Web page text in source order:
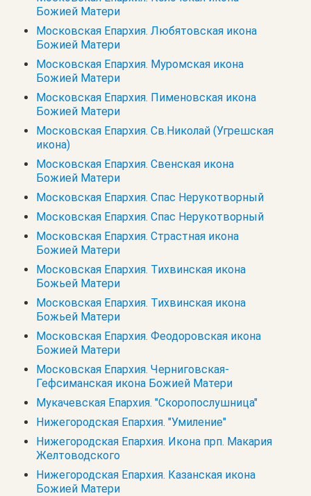
Божией Матери
Московская Епархия. Любятовская икона
Божией Матери
Московская Епархия. Муромская икона
Божией Матери
Московская Епархия. Пименовская икона
Божией Матери
Московская Епархия. Св.Николай (Угрешская
икона)
Московская Епархия. Свенская икона
Божией Матери
Московская Епархия. Спас Нерукотворный
Московская Епархия. Спас Нерукотворный
Московская Епархия. Страстная икона
Божией Матери
Московская Епархия. Тихвинская икона
Божьей Матери
Московская Епархия. Тихвинская икона
Божьей Матери
Московская Епархия. Феодоровская икона
Божией Матери
Московская Епархия. Черниговская-
Гефсиманская икона Божией Матери
Мукачевская Епархия. "Скоропослушница"
Нижегородская Епархия. "Умиление"
Нижегородская Епархия. Икона прп. Макария
Желтоводского
Нижегородская Епархия. Казанская икона
Божией Матери